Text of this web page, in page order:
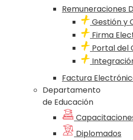
Remuneraciones
Gestión y
Firma
Portal del
Factura
Departamento
de Educación
Diplomados